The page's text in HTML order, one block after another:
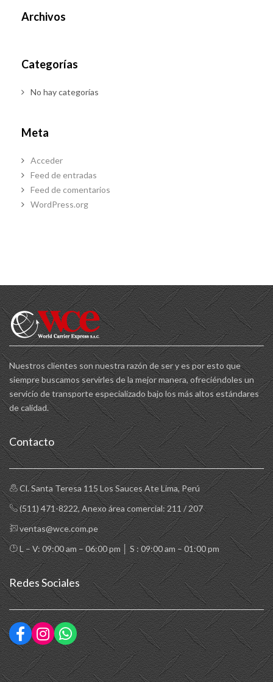
Archivos
Categorías
No hay categorías
Meta
Acceder
Feed de entradas
Feed de comentarios
WordPress.org
Nuestros clientes son nuestra razón de ser y es por esto que
siempre buscamos servirles de la mejor manera, ofreciéndoles un
servicio de transporte especializado bajo los más altos estándares
de calidad.
Contacto
Cl. Santa Teresa 115 Los Sauces Ate Lima, Perú
(511) 471-8222, Anexo área comercial: 211 / 207
ventas@wce.com.pe
L – V: 09:00 am – 06:00 pm │ S : 09:00 am – 01:00 pm
Redes Sociales